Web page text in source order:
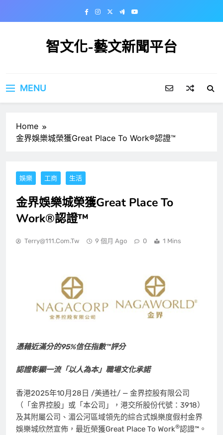
智文化-藝文新聞平台
MENU
Home
金界娛樂城榮獲Great Place To Work®認證™
娛樂 工商 生活
金界娛樂城榮獲Great Place To
Work®認證™
Terry@111.com.tw 9 個月 Ago 0 1 Mins
憑藉近滿分的95%信任指數™評分
認證彰顯一流「以人為本」職場文化承諾
香港2025年10月28日 /美通社/ — 金界控股有限公司
（「金界控股」或「本公司」，港交所股份代號：3918）
及其附屬公司、湄公河區域領先的綜合式娛樂度假村金界
娛樂城欣然宣佈，最近榮獲Great Place To Work®認證™。